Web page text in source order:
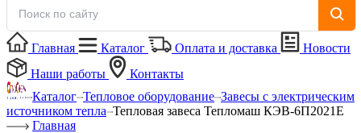
Главная Каталог Оплата и доставка
Новости
Наши работы
Контакты
Каталог Тепловое оборудование Завесы с электрическим
источником тепла Тепловая завеса Тепломаш КЭВ-6П2021Е
Главная